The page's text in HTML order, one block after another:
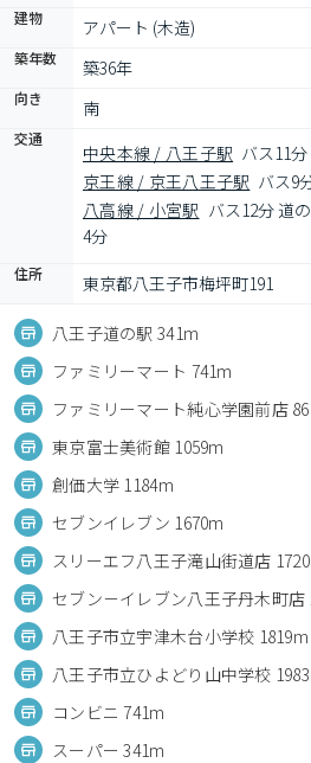
建物 アパート (木造)
築年数 築36年
向き 南
交通
中央本線 / 八王子駅 バス11
京王線 / 京王八王子駅 バス9
八高線 / 小宮駅 バス12分 道
4分
住所 東京都八王子市梅坪町191
八王子道の駅 341m
ファミリーマート 741m
ファミリーマート純心学園前店
東京富士美術館 1059m
創価大学 1184m
セブンイレブン 1670m
スリーエフ八王子滝山街道店
セブン－イレブン八王子丹木町店
八王子市立宇津木台小学校 1819m
八王子市立ひよどり山中学校
コンビニ 741m
スーパー 341m